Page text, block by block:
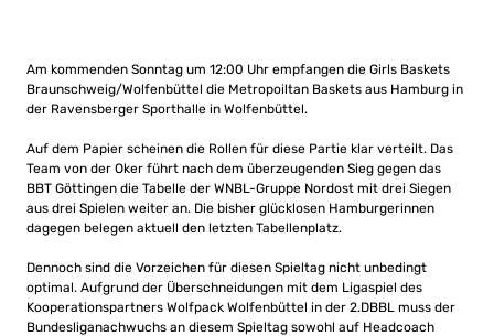
Am kommenden Sonntag um 12:00 Uhr empfangen die Girls Baskets
Braunschweig/Wolfenbüttel die Metropoiltan Baskets aus Hamburg in
der Ravensberger Sporthalle in Wolfenbüttel.
Auf dem Papier scheinen die Rollen für diese Partie klar verteilt. Das
Team von der Oker führt nach dem überzeugenden Sieg gegen das
BBT Göttingen die Tabelle der WNBL-Gruppe Nordost mit drei Siegen
aus drei Spielen weiter an. Die bisher glücklosen Hamburgerinnen
dagegen belegen aktuell den letzten Tabellenplatz.
Dennoch sind die Vorzeichen für diesen Spieltag nicht unbedingt
optimal. Aufgrund der Überschneidungen mit dem Ligaspiel des
Kooperationspartners Wolfpack Wolfenbüttel in der 2.DBBL muss der
Bundesliganachwuchs an diesem Spieltag sowohl auf Headcoach